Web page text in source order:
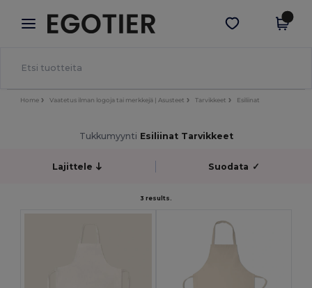
× Egotier-sovellus
Paremmat hinnat appissa!
Hae sovellus
Home Vaatetus ilman logoja tai merkkejä | Asusteet Tarvikkeet Esiliinat
Tukkumyynti Esiliinat Tarvikkeet
Lajittele Suodata ✓
3 results.